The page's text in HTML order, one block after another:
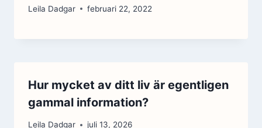
Leila Dadgar februari 22, 2022
Hur mycket av ditt liv är egentligen
gammal information?
Leila Dadgar juli 13, 2026